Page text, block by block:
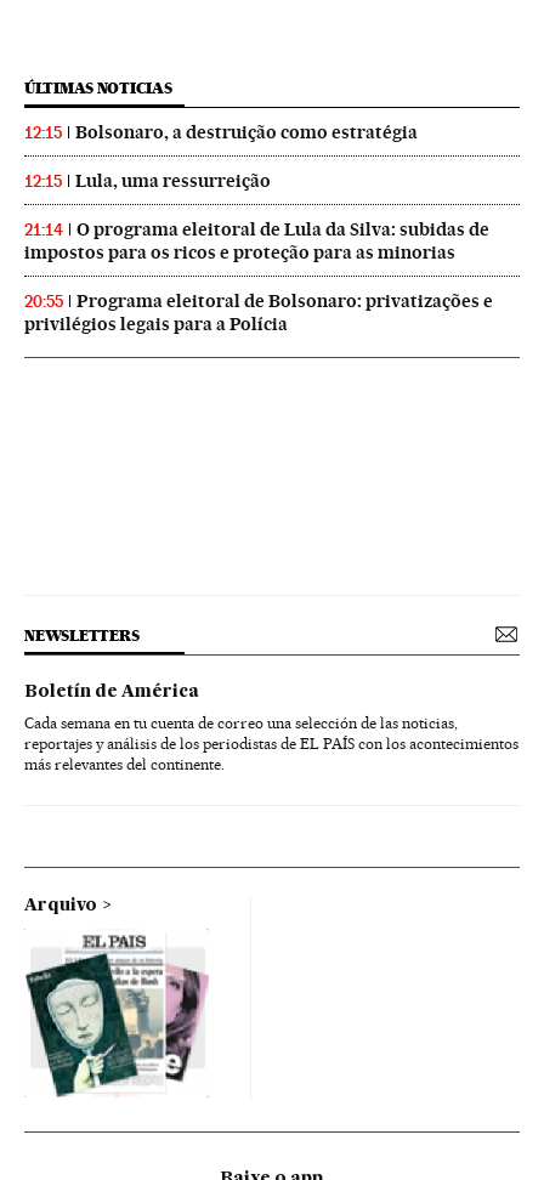
ÚLTIMAS NOTICIAS
12:15 Bolsonaro, a destruição como estratégia
12:15 Lula, uma ressurreição
21:14
O programa eleitoral de Lula da Silva: subidas de
impostos para os ricos e proteção para as minorias
20:55
Programa eleitoral de Bolsonaro: privatizações e
privilégios legais para a Polícia
NEWSLETTERS
Boletín de América
Cada semana en tu cuenta de correo una selección de las noticias,
reportajes y análisis de los periodistas de EL PAÍS con los acontecimientos
más relevantes del continente.
Arquivo